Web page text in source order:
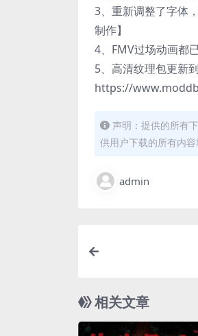
3、重新调整了字体
制作】
4、FMV过场动画都
5、高清纹理包更新
https://
声明：提供的所有
供用户下载的所有内
admin
相关文章